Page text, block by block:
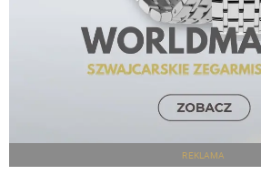
REKLAMA